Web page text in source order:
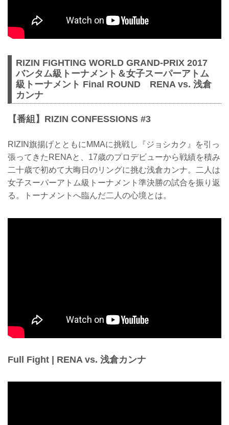
RIZIN FIGHTING WORLD GRAND-PRIX 2017
バンタム級トーナメント＆女子スーパーアトム
級トーナメント Final ROUND RENA vs. 浅倉
カンナ
【番組】RIZIN CONFESSIONS #3
RIZIN旗揚げとともにMMAに挑戦し『ジョシカク』を引っ
張ってきたRENAと、17歳のプロデビューから戦績を積み
二十歳で初めて大晦日のリングに挑む浅倉カンナ。二人は
女子スーパーアトム級トーナメント準決勝の試合を振り返
る。トーナメントへ臨んだ二人の心境とは。
Full Fight | RENA vs. 浅倉カンナ